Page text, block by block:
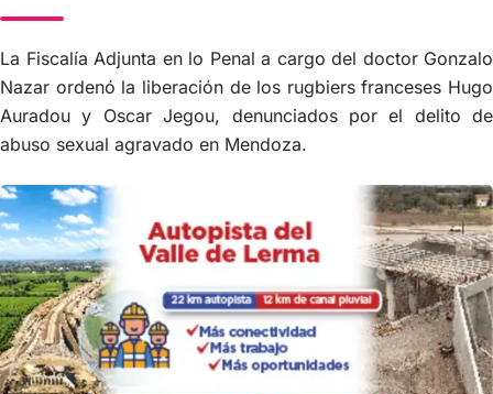
La Fiscalía Adjunta en lo Penal a cargo del doctor Gonzalo
Nazar ordenó la liberación de los rugbiers franceses Hugo
Auradou y Oscar Jegou, denunciados por el delito de
abuso sexual agravado en Mendoza.